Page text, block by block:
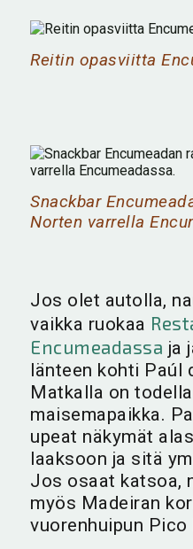
Reitin opasviitta
Snackbar
Norten varrella
Jos olet autolla,
vaikka ruokaa
Encumeadassa ja
länteen kohti Paúl
Matkalla on
maisemapaikka.
upeat näkymät
laaksoon ja sitä
Jos osaat katsoa,
myös Madeiran
vuorenhuipun Pico